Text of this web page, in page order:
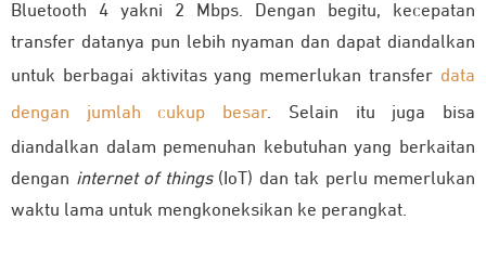
Bluetooth 4 yakni 2 Mbps. Dengan begitu, kecepatan
transfer datanya pun lebih nyaman dan dapat diandalkan
untuk berbagai aktivitas yang memerlukan transfer data
dengan jumlah cukup besar. Selain itu juga bisa
diandalkan dalam pemenuhan kebutuhan yang berkaitan
dengan internet of things(IoT) dan tak perlu memerlukan
waktu lama untuk mengkoneksikan ke perangkat.